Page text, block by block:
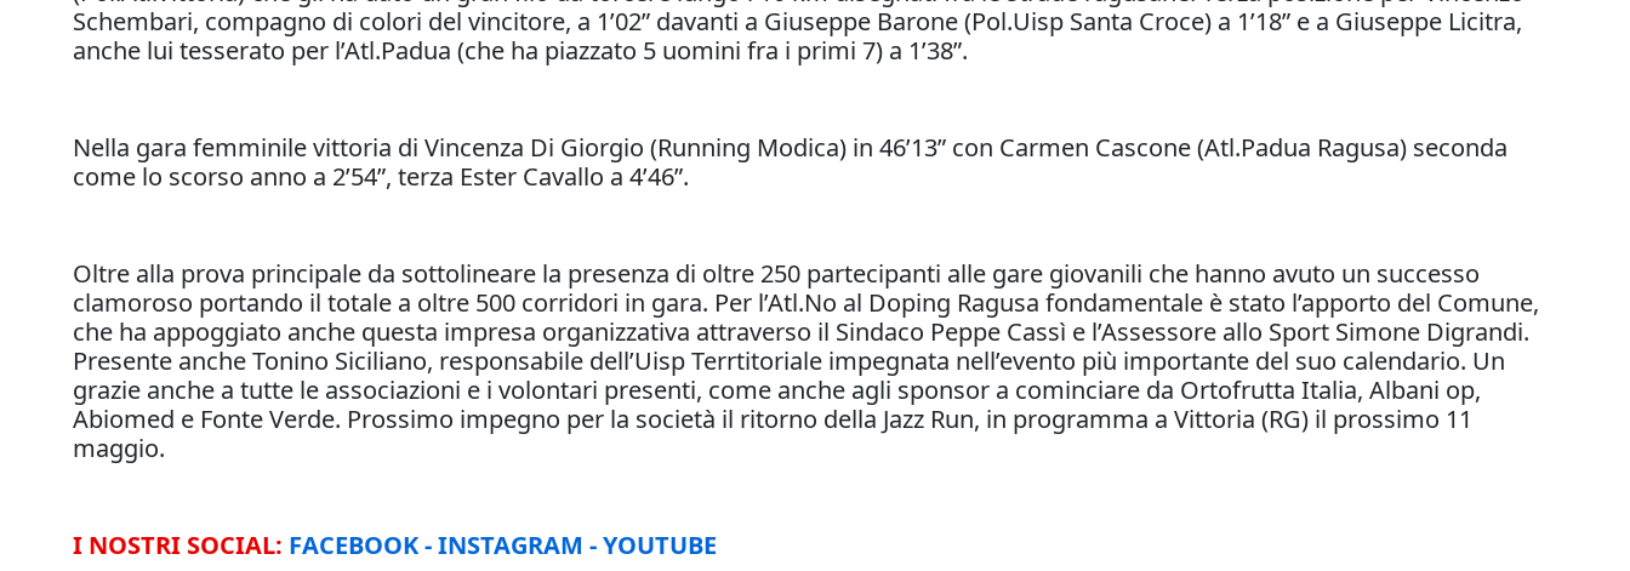
Schembari, compagno di colori del vincitore, a 1’02” davanti a Giuseppe Barone (Pol.Uisp Santa Croce) a 1’18” e a Giuseppe Licitra,
anche lui tesserato per l’Atl.Padua (che ha piazzato 5 uomini fra i primi 7) a 1’38”.
Nella gara femminile vittoria di Vincenza Di Giorgio (Running Modica) in 46’13” con Carmen Cascone (Atl.Padua Ragusa) seconda
come lo scorso anno a 2’54”, terza Ester Cavallo a 4’46”.
Oltre alla prova principale da sottolineare la presenza di oltre 250 partecipanti alle gare giovanili che hanno avuto un successo
clamoroso portando il totale a oltre 500 corridori in gara. Per l’Atl.No al Doping Ragusa fondamentale è stato l’apporto del Comune,
che ha appoggiato anche questa impresa organizzativa attraverso il Sindaco Peppe Cassì e l’Assessore allo Sport Simone Digrandi.
Presente anche Tonino Siciliano, responsabile dell’Uisp Terrtitoriale impegnata nell’evento più importante del suo calendario. Un
grazie anche a tutte le associazioni e i volontari presenti, come anche agli sponsor a cominciare da Ortofrutta Italia, Albani op,
Abiomed e Fonte Verde. Prossimo impegno per la società il ritorno della Jazz Run, in programma a Vittoria (RG) il prossimo 11
maggio.
I NOSTRI SOCIAL: FACEBOOK-INSTAGRAM -YOUTUBE